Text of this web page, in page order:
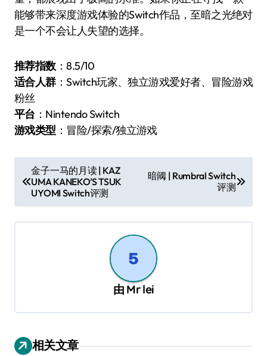
能够带来深度游戏体验的Switch作品，至暗之光绝对
是一个不会让人失望的选择。
推荐指数：8.5/10
适合人群：Switch玩家、独立游戏爱好者、冒险游戏
粉丝
平台 ：Nintendo Switch
游戏类型 ：冒险/探索/独立游戏
章
导
航
金子一马的月读 | KAZ
UMA KANEKO’S TSUK
UYOMI Switch评测
暗阈 | Rumbral Switch
评测
由 Mr lei
相关文章